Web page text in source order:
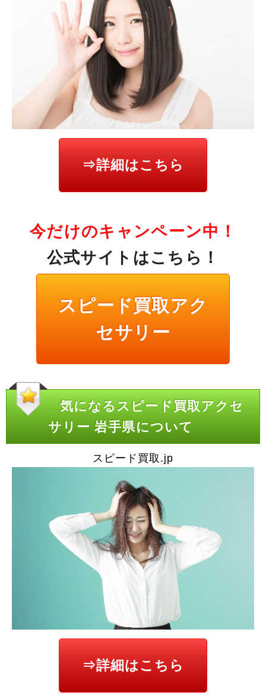
⇒詳細はこちら
今だけのキャンペーン中！
公式サイトはこちら！
スピード買取アク
セサリー
気になるスピード買取アクセ
サリー 岩手県について
スピード買取.jp
⇒詳細はこちら